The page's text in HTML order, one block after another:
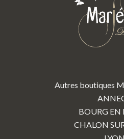
Autres boutiques
BOURG EN
CHALON